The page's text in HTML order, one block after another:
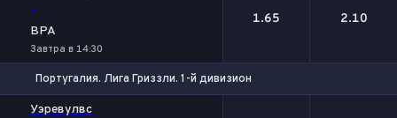
-
ВРА
Завтра в 14:30
1.65 2.10
Португалия. Лига Гриззли. 1-й дивизион
Уэревулвс